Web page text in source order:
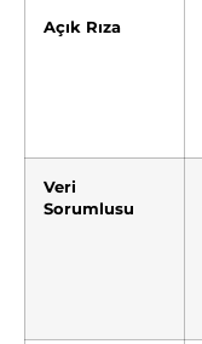
Açık Rıza
Veri
Sorumlusu